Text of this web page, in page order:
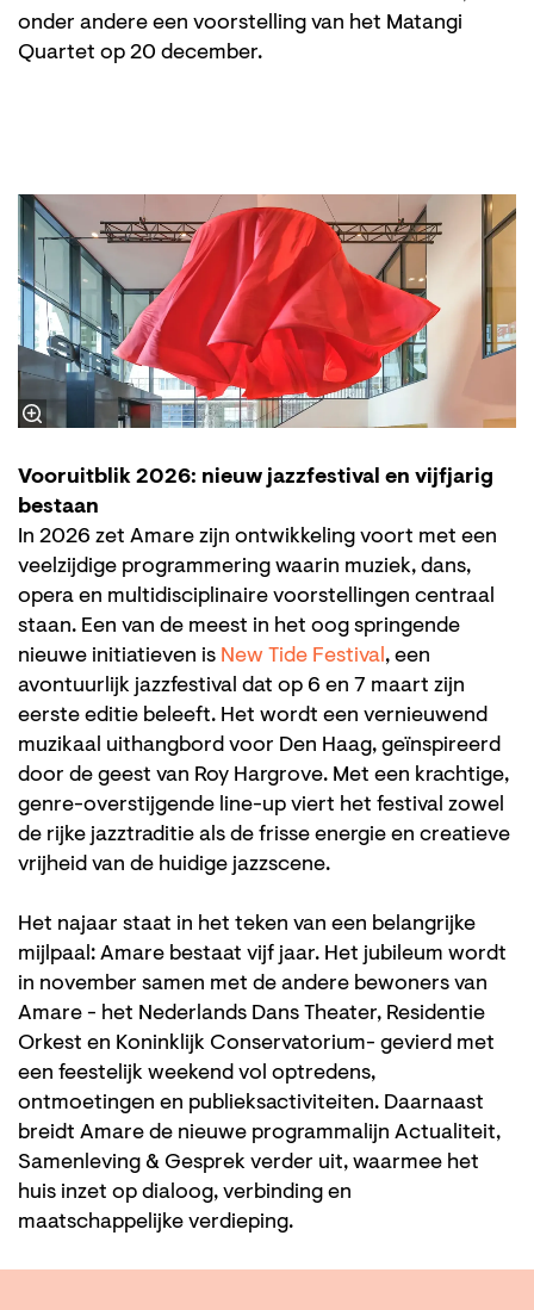
onder andere een voorstelling van het Matangi
Quartet op 20 december.
Vooruitblik 2026: nieuw jazzfestival en vijfjarig
bestaan
In 2026 zet Amare zijn ontwikkeling voort met een
veelzijdige programmering waarin muziek, dans,
opera en multidisciplinaire voorstellingen centraal
staan. Een van de meest in het oog springende
nieuwe initiatieven is New Tide Festival, een
avontuurlijk jazzfestival dat op 6 en 7 maart zijn
eerste editie beleeft. Het wordt een vernieuwend
muzikaal uithangbord voor Den Haag, geïnspireerd
door de geest van Roy Hargrove. Met een krachtige,
genre-overstijgende line-up viert het festival zowel
de rijke jazztraditie als de frisse energie en creatieve
vrijheid van de huidige jazzscene.
Het najaar staat in het teken van een belangrijke
mijlpaal: Amare bestaat vijf jaar. Het jubileum wordt
in november samen met de andere bewoners van
Amare - het Nederlands Dans Theater, Residentie
Orkest en Koninklijk Conservatorium- gevierd met
een feestelijk weekend vol optredens,
ontmoetingen en publieksactiviteiten. Daarnaast
breidt Amare de nieuwe programmalijn Actualiteit,
Samenleving & Gesprek verder uit, waarmee het
huis inzet op dialoog, verbinding en
maatschappelijke verdieping.